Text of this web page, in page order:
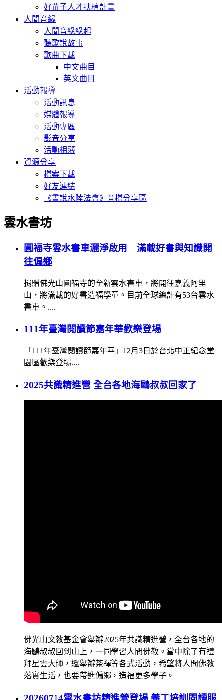
好苗子人才扶植計畫
人間音緣
人間音緣緣起
聽歌說故事
歌曲下載
中文曲目
英文曲目
活動報導
活動訊息
媒體報導
活動專區
影音分享
活動相簿
資源分享
檔案下載
好友連結
《畫說水陸法會》音檔分享區
雲水書坊
圓福寺雲水書車灑淨啟用 滿載好書與知識開
往偏鄉
捐贈佛光山圓福寺的全新雲水書車，將開往嘉義阿里
山，將滿載的好書造福學童。目前全球總計有53台雲水
書車。....
111年臺灣閱讀節嘉年華歡樂登場
「111年臺灣閱讀節嘉年華」12月3日於台北中正紀念堂
園區歡樂登場....
2025共識精進營 全台各地海鷗叔叔回家了
佛光山文教基金會舉辦2025年共識精進營，全台各地的
海鷗叔叔回到山上，一同學習人間佛教。當中除了有禮
拜星雲大師，還舉辦茶禪等各式活動，希望將人間佛教
落實生活，也要帶進偏鄉，造福更多學子。
20260714雲水書坊精進營登場 義工培訓閱讀服